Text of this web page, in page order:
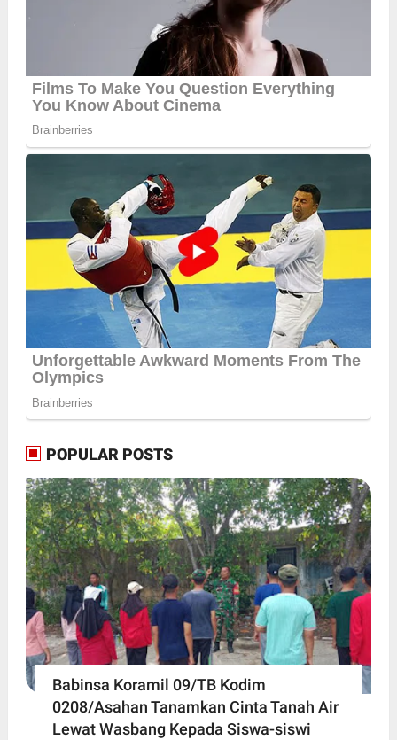
POPULAR POSTS
Babinsa Koramil 09/TB Kodim
0208/Asahan Tanamkan Cinta Tanah Air
Lewat Wasbang Kepada Siswa-siswi